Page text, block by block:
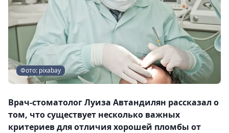
Фото: pixabay
Врач-стоматолог Луиза Автандилян рассказал о
том, что существует несколько важных
критериев для отличия хорошей пломбы от